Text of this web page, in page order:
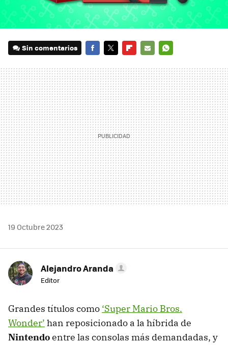
Sin comentarios
MAIL
19 Octubre 2023
Alejandro Aranda
Editor
Grandes títulos como ‘Super Mario Bros.
Wonder’ han reposicionado a la híbrida de
Nintendoentre las consolas más demandadas, y